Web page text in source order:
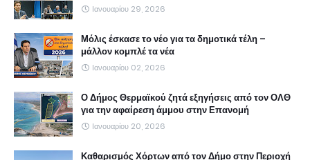
Ιανουαρίου 29, 2026
Μόλις έσκασε το νέο για τα δημοτικά τέλη –
μάλλον κομπλέ τα νέα
Ιανουαρίου 02, 2026
Ο Δήμος Θερμαϊκού ζητά εξηγήσεις από τον ΟΛΘ
για την αφαίρεση άμμου στην Επανομή
Ιανουαρίου 20, 2026
Καθαρισμός Χόρτων από τον Δήμο στην Περιοχή